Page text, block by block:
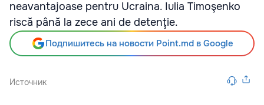
neavantajoase pentru Ucraina. Iulia Timoşenko
riscă până la zece ani de detenţie.
Подпишитесь на новости Point.md в Google
Источник